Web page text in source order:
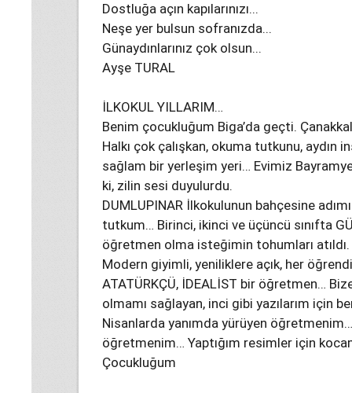
Dostluğa açın kapılarınızı...
Neşe yer bulsun sofranızda...
Günaydınlarınız çok olsun...
Ayşe TURAL
İLKOKUL YILLARIM…
Benim çocukluğum Biga’da geçti.
Halkı çok çalışkan, okuma tutkunu, aydın
sağlam bir yerleşim yeri… Evimiz
ki, zilin sesi duyulurdu.
DUMLUPINAR İlkokulunun bahçesine
tutkum… Birinci, ikinci ve üçüncü sınıfta
öğretmen olma isteğimin tohumları
Modern giyimli, yeniliklere açık, her
ATATÜRKÇÜ, İDEALİST bir öğretmen…
olmamı sağlayan, inci gibi yazılarım için
Nisanlarda yanımda yürüyen
öğretmenim… Yaptığım resimler için
Çocukluğum